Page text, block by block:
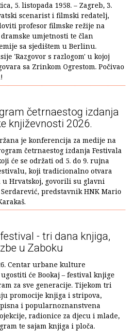
5. listopada 1958. – Zagreb, 3.
scenarist i filmski redatelj,
profesor filmske režije na
umjetnosti te član
sa sjedištem u Berlinu.
'Razgovor s razlogom' u kojoj
sa Zrinkom Ogrestom. Počivao
četrnaestog izdanja
književnosti 2026.
je konferencija za medije na
četrnaestog izdanja Festivala
će se održati od 5. do 9. rujna
koji tradicionalno otvara
Hrvatskoj, govorili su glavni
predstavnik HNK Mario
- tri dana knjiga,
u Zaboku
Centar urbane kulture
će Bookaj – festival knjige
za sve generacije. Tijekom tri
promocije knjiga i stripova,
i popularnoznanstvena
radionice za djecu i mlade,
te sajam knjiga i ploča.